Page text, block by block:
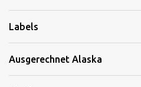
Labels
Ausgerechnet Alaska